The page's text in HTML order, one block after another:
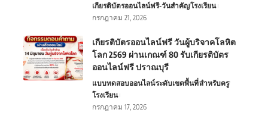
เกียรติบัตรออนไลน์ฟรี-วันสำคัญโรงเรียน
กรกฎาคม 21, 2026
เกียรติบัตรออนไลน์ฟรี วันผู้บริจาคโลหิต
โลก 2569 ผ่านเกณฑ์ 80 รับเกียรติบัตร
ออนไลน์ฟรี ปราณบุรี
แบบทดสอบออนไลน์ระดับเขตพื้นที่สำหรับครู
โรงเรียน
กรกฎาคม 17, 2026